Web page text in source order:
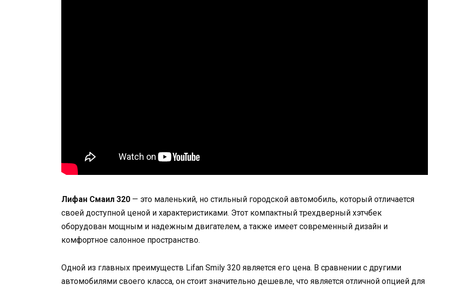
Лифан Смаил 320 — это маленький, но стильный городской автомобиль, который отличается
своей доступной ценой и характеристиками. Этот компактный трехдверный хэтчбек
оборудован мощным и надежным двигателем, а также имеет современный дизайн и
комфортное салонное пространство.
Одной из главных преимуществ Lifan Smily 320 является его цена. В сравнении с другими
автомобилями своего класса, он стоит значительно дешевле, что является отличной опцией для